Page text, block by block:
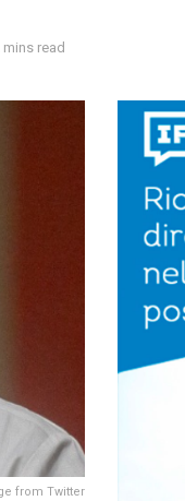
mins read
from Twitter